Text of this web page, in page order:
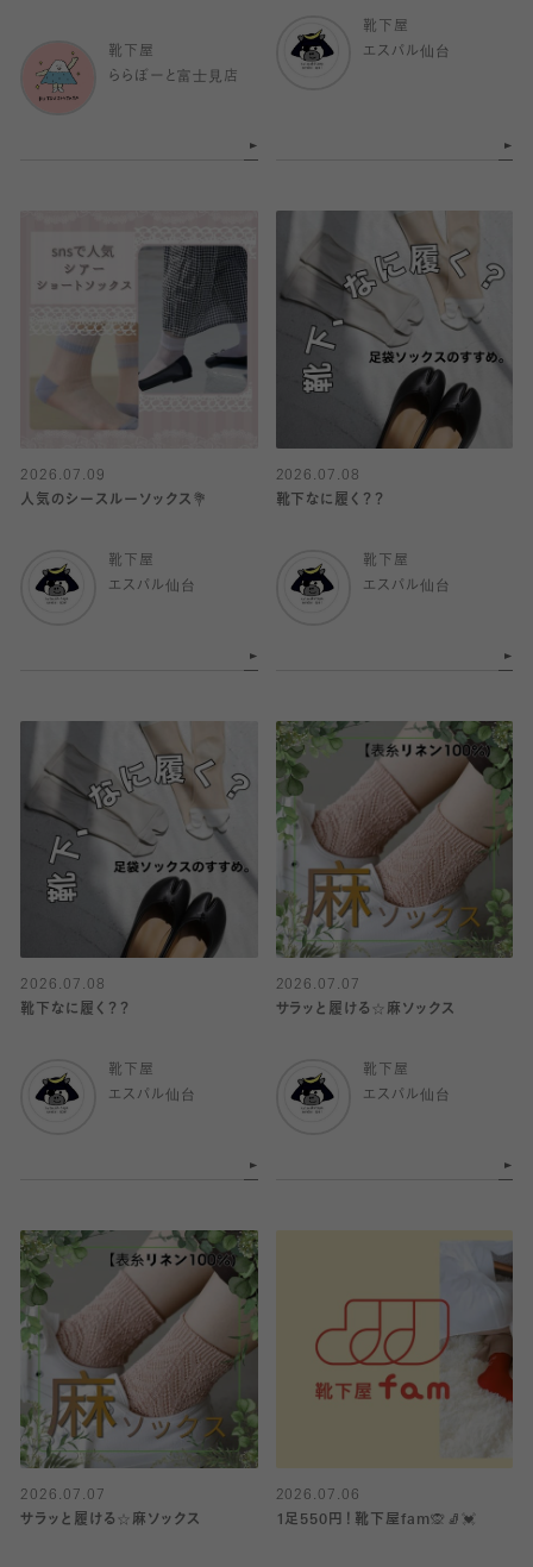
靴下屋
ららぽーと富士見店
靴下屋
エスパル仙台
2026.07.09
人気のシースルーソックス💐
靴下屋
エスパル仙台
2026.07.08
靴下なに履く？？
靴下屋
エスパル仙台
2026.07.08
靴下なに履く？？
靴下屋
エスパル仙台
2026.07.07
サラッと履ける☆麻ソックス
靴下屋
エスパル仙台
2026.07.07
サラッと履ける☆麻ソックス
2026.07.06
1足550円！靴下屋fam🙊🧦💓